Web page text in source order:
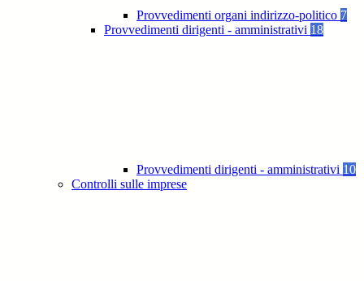
Provvedimenti organi indirizzo-politico 7
Provvedimenti dirigenti - amministrativi 18
Provvedimenti dirigenti - amministrativi 10
Controlli sulle imprese